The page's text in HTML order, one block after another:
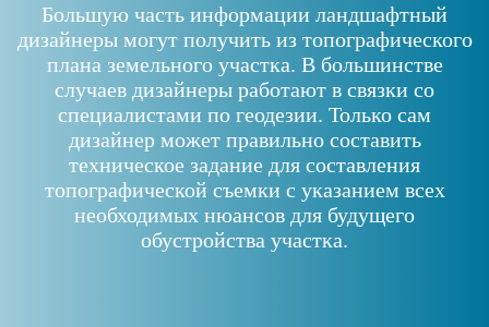
Большую часть информации ландшафтный
дизайнеры могут получить из топографического
плана земельного участка. В большинстве
случаев дизайнеры работают в связки со
специалистами по геодезии. Только сам
дизайнер может правильно составить
техническое задание для составления
топографической съемки с указанием всех
необходимых нюансов для будущего
обустройства участка.